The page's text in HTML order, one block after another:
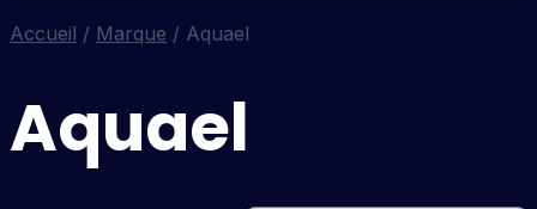
Accueil / Marque / Aquael
Aquael